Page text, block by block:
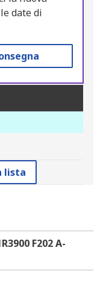
date di
lista
F202 A-